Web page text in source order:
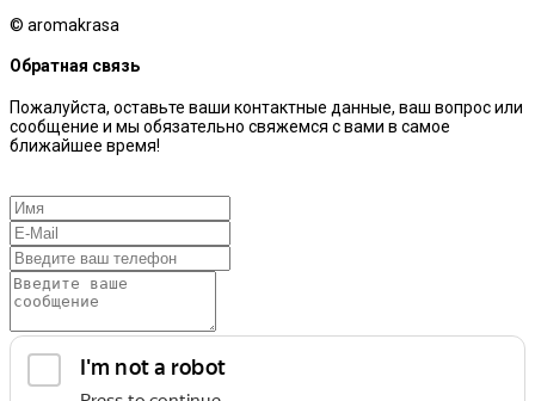
© aromakrasa
Обратная связь
Пожалуйста, оставьте ваши контактные данные, ваш вопрос или
сообщение и мы обязательно свяжемся с вами в самое
ближайшее время!